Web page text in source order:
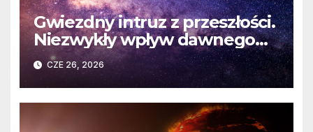
Gwiezdny intruz z przeszłości.
Niezwykły wpływ dawnego
spotkania na komety Układu
Słonecznego
CZE 26, 2026